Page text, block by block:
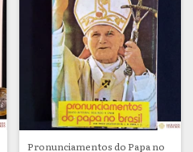
Pronunciamentos do Papa no